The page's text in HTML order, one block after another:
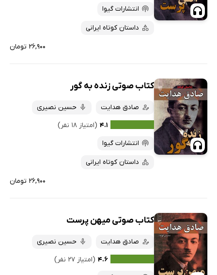
انتشارات گیوا
داستان کوتاه ایرانی
۲۶,۹۰۰ تومان
کتاب صوتی زنده به گور
صادق هدایت
حسین نصیری
۴.۱ (امتیاز ۱۸ نفر)
انتشارات گیوا
داستان کوتاه ایرانی
۲۶,۹۰۰ تومان
کتاب صوتی میهن پرست
صادق هدایت
حسین نصیری
۴.۶ (امتیاز ۲۷ نفر)